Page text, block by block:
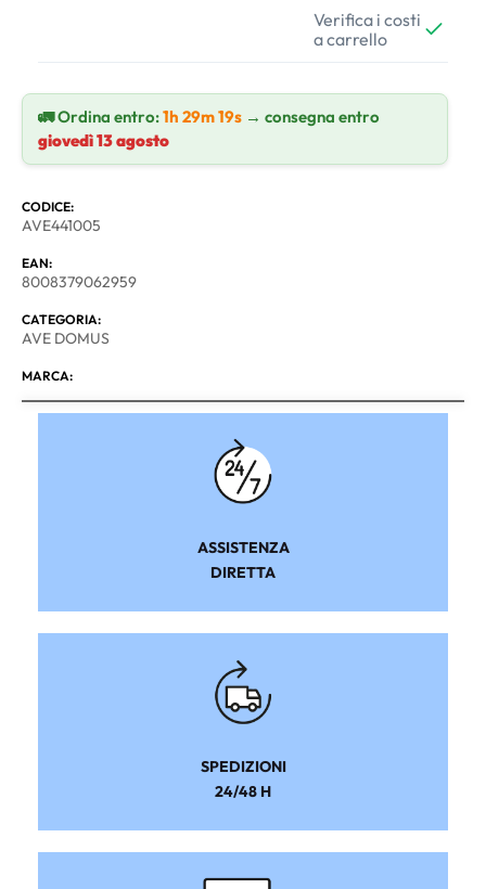
Verifica i costi
a carrello
🚛 Ordina entro:1h 29m 19s → consegna entro
giovedì 13 agosto
CODICE:
AVE441005
EAN:
8008379062959
CATEGORIA:
AVE DOMUS
MARCA:
ASSISTENZA
DIRETTA
SPEDIZIONI
24/48 H